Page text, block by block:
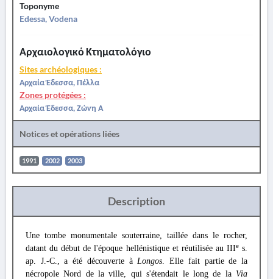
Toponyme
Edessa, Vodena
Αρχαιολογικό Κτηματολόγιο
Sites archéologiques :
Αρχαία Έδεσσα, Πέλλα
Zones protégées :
Αρχαία Έδεσσα, Ζώνη Α
Notices et opérations liées
1991 2002 2003
Description
Une tombe monumentale souterraine, taillée dans le rocher,
datant du début de l'époque hellénistique et réutilisée au IIIes.
ap. J.-C., a été découverte àLongos. Elle fait partie de la
nécropole Nord de la ville, qui s'étendait le long de la Via